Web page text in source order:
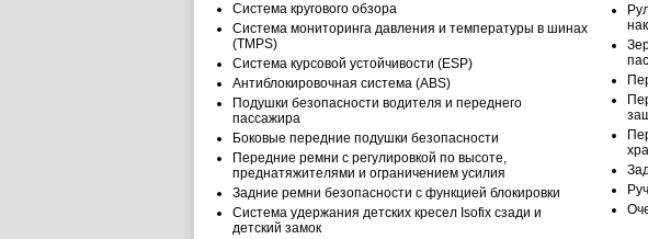
Система кругового обзора
Система мониторинга давления и температуры в шинах
(TMPS)
Система курсовой устойчивости (ESP)
Антиблокировочная система (ABS)
Подушки безопасности водителя и переднего
пассажира
Боковые передние подушки безопасности
Передние ремни с регулировкой по высоте,
преднатяжителями и ограничением усилия
Задние ремни безопасности с функцией блокировки
Система удержания детских кресел Isofix сзади и
детский замок